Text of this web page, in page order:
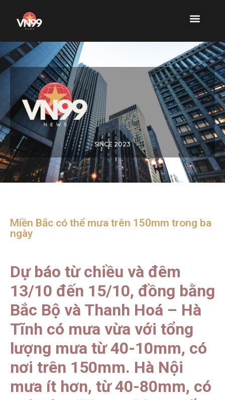
SINCE 2023
Miền Bắc có thể mưa trên 150mm trong ba
ngày
Dự báo từ chiều và đêm
13/10 đến 15/10, đồng bằng
Bắc Bộ và Thanh Hoá – Hà
Tĩnh có mưa vừa với tổng
lượng mưa từ 40-10mm, có
nơi trên 150mm. Hà Nội
mưa ít hơn, từ 40-80mm, có